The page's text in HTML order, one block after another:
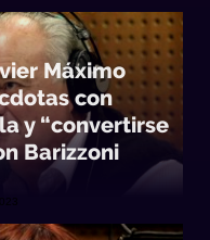
Máximo
con
y “convertirse
Barizzoni